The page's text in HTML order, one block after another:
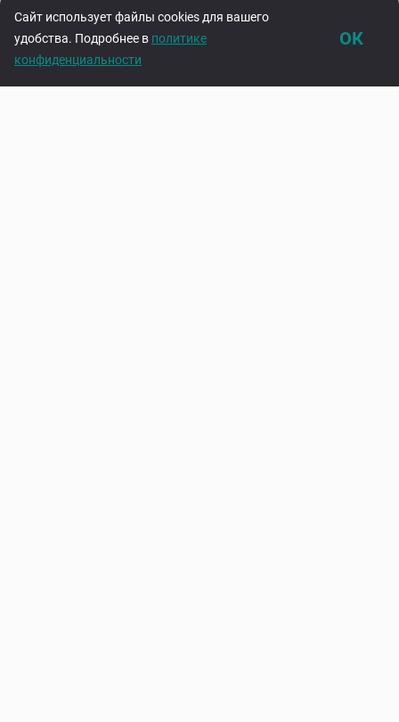
Сайт использует файлы cookies для вашего
удобства. Подробнее в политике
конфиденциальности
ОК